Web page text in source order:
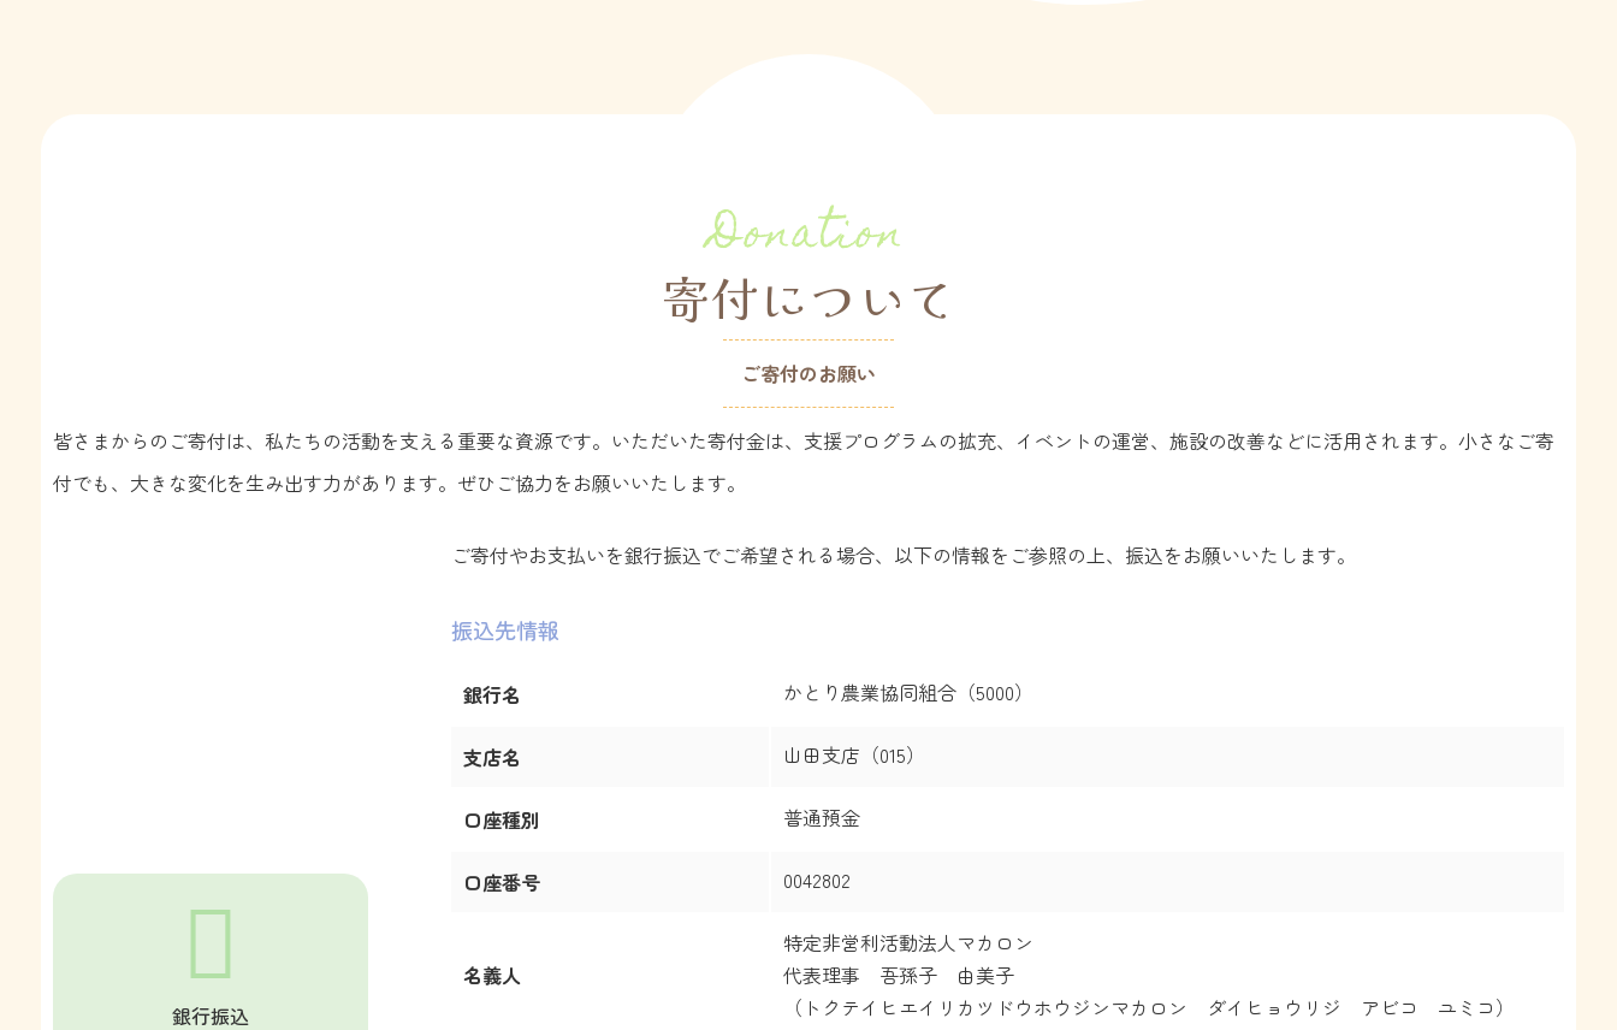
Donation
寄付について
ご寄付のお願い
皆さまからのご寄付は、私たちの活動を支える重要な資源です。いただいた寄付金は、支援プログラムの拡充、イベントの運営、施設の改善などに活用されます。小さなご寄
付でも、大きな変化を生み出す力があります。ぜひご協力をお願いいたします。

銀行振込
ご寄付やお支払いを銀行振込でご希望される場合、以下の情報をご参照の上、振込をお願いいたします。
振込先情報
銀行名 かとり農業協同組合（5000）
支店名 山田支店（015）
口座種別 普通預金
口座番号 0042802
名義人
特定非営利活動法人マカロン
代表理事 吾孫子 由美子
（トクテイヒエイリカツドウホウジンマカロン ダイヒョウリジ アビコ ユミコ）